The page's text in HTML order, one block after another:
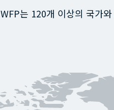
WFP는 120개 이상의 국가